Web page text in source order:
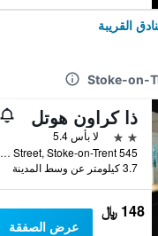
القريبة
ذا كراون هوتل
2 نجمتين
لا بأس 5.4
545 King Street, Stoke-on-Trent, المملكة المتحدة
3.7 كيلومتر عن وسط المدينة
148 ﷼
عرض الصفقة